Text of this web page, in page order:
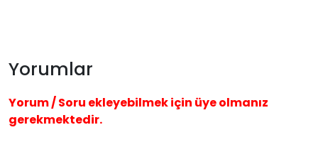
Yorumlar
Yorum / Soru ekleyebilmek için üye olmanız
gerekmektedir.